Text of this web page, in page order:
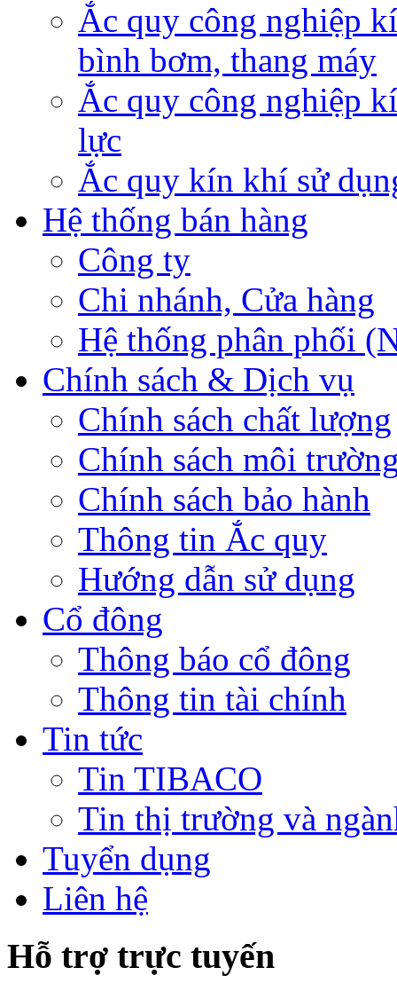
Ắc quy công nghiệp
bình bơm, thang máy
Ắc quy công nghiệp
lực
Ắc quy kín khí sử
Hệ thống bán hàng
Công ty
Chi nhánh, Cửa hàng
Hệ thống phân phối
Chính sách & Dịch vụ
Chính sách chất lượng
Chính sách môi
Chính sách bảo hành
Thông tin Ắc quy
Hướng dẫn sử dụng
Cổ đông
Thông báo cổ đông
Thông tin tài chính
Tin tức
Tin TIBACO
Tin thị trường và
Tuyển dụng
Liên hệ
Hỗ trợ trực tuyến